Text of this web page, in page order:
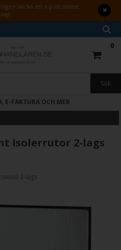
skicka ett e-post istället.
0
E-FAKTURA OCH MER
Isolerrutor 2-lags
2-lags